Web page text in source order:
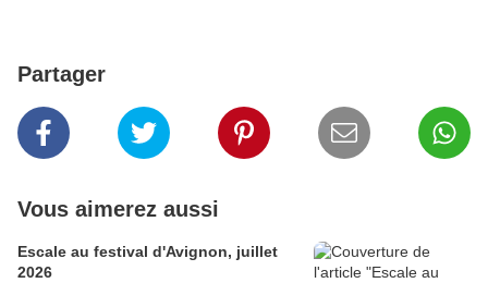
Partager
Vous aimerez aussi
Escale au festival d'Avignon, juillet
2026